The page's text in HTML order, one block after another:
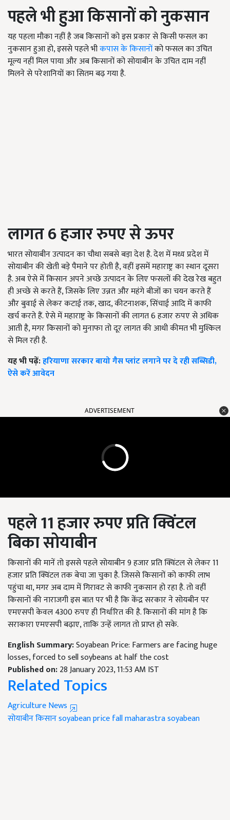
पहले भी हुआ किसानों को नुकसान
यह पहला मौका नहीं है जब किसानों को इस प्रकार से किसी फसल का
नुकसान हुआ हो, इससे पहले भीकपास के किसानोंको फसल का उचित
मूल्य नहीं मिल पाया और अब किसानों को सोयाबीन के उचित दाम नहीं
मिलने से परेशानियों का सितम बढ़ गया है.
लागत6हजार रुपए से ऊपर
भारत सोयाबीन उत्पादन का चौथा सबसे बड़ा देश है. देश में मध्य प्रदेश में
सोयाबीन की खेती बड़े पैमाने पर होती है, वहीं इसमें महाराष्ट्र का स्थान दूसरा
है. अब ऐसे में किसान अपने अच्छे उत्पादन के लिए फसलों की देख रेख बहुत
ही अच्छे से करते हैं, जिसके लिए उन्नत और महंगे बीजों का चयन करते हैं
और बुवाई से लेकर कटाई तक, खाद, कीटनाशक, सिंचाई आदि में काफी
खर्च करते हैं. ऐसे में महाराष्ट्र के किसानों की लागत 6 हजार रुपए से अधिक
आती है, मगर किसानों को मुनाफा तो दूर लागत की आधी कीमत भी मुश्किल
से मिल रही है.
यह भी पढ़ें:हरियाणा सरकार बायो गैस प्लांट लगाने पर दे रही सब्सिडी,
ऐसे करें आवेदन
ADVERTISEMENT
पहले11हजार रुपए प्रति क्विंटल
बिका सोयाबीन
किसानों की मानें तो इससे पहले सोयाबीन 9 हजार प्रति क्विंटल से लेकर 11
हजार प्रति क्विंटल तक बेचा जा चुका है. जिससे किसानों को काफी लाभ
पहुंचा था, मगर अब दाम में गिरावट से काफी नुकसान हो रहा है. तो वहीं
किसानों की नाराजगी इस बात पर भी है कि केंद्र सरकार ने सोयबीन पर
एमएसपी केवल 4300 रुपए ही निर्धारित की है. किसानों की मांग है कि
सराकारा एमएसपी बढ़ाए, ताकि उन्हें लागत तो प्राप्त हो सके.
English Summary:Soyabean Price: Farmers are facing huge
losses, forced to sell soybeans at half the cost
Published on:28 January 2023, 11:53 AM IST
Related Topics
Agriculture News
सोयाबीन किसानsoyabean price fallmaharastra soyabean